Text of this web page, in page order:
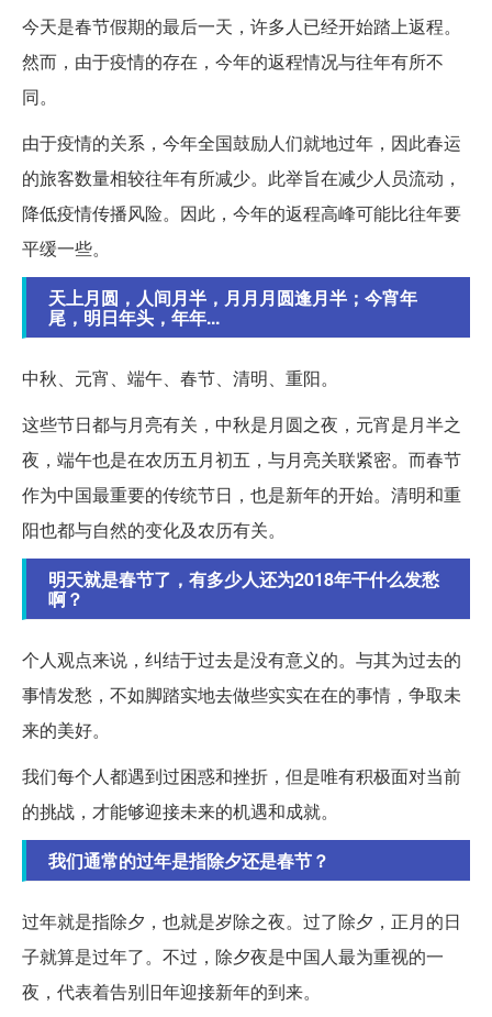
今天是春节假期的最后一天，许多人已经开始踏上返程。
然而，由于疫情的存在，今年的返程情况与往年有所不
同。
由于疫情的关系，今年全国鼓励人们就地过年，因此春运
的旅客数量相较往年有所减少。此举旨在减少人员流动，
降低疫情传播风险。因此，今年的返程高峰可能比往年要
平缓一些。
天上月圆，人间月半，月月月圆逢月半；今宵年
尾，明日年头，年年...
中秋、元宵、端午、春节、清明、重阳。
这些节日都与月亮有关，中秋是月圆之夜，元宵是月半之
夜，端午也是在农历五月初五，与月亮关联紧密。而春节
作为中国最重要的传统节日，也是新年的开始。清明和重
阳也都与自然的变化及农历有关。
明天就是春节了，有多少人还为2018年干什么发愁
啊？
个人观点来说，纠结于过去是没有意义的。与其为过去的
事情发愁，不如脚踏实地去做些实实在在的事情，争取未
来的美好。
我们每个人都遇到过困惑和挫折，但是唯有积极面对当前
的挑战，才能够迎接未来的机遇和成就。
我们通常的过年是指除夕还是春节？
过年就是指除夕，也就是岁除之夜。过了除夕，正月的日
子就算是过年了。不过，除夕夜是中国人最为重视的一
夜，代表着告别旧年迎接新年的到来。